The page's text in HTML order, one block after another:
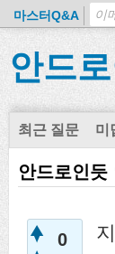
마스터Q&A
안드
최근 질문 미
안드로인듯
0